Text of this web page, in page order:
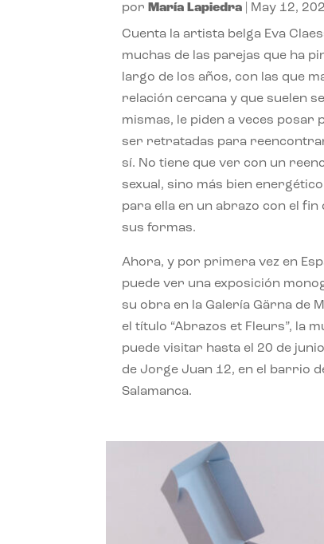
por María Lapiedra May 12,
Cuenta la artista belga Eva
muchas de las parejas que ha
largo de los años, con las que
relación cercana y que suelen
mismas, le piden a veces posar
ser retratadas para
sí. No tiene que ver con un
sexual, sino más bien
para ella en un abrazo con el
sus formas.
Ahora, y por primera vez en
puede ver una exposición
su obra en la Galería Gärna de
el título “Abrazos et Fleurs”, la
puede visitar hasta el 20 de
de Jorge Juan 12, en el barrio
Salamanca.